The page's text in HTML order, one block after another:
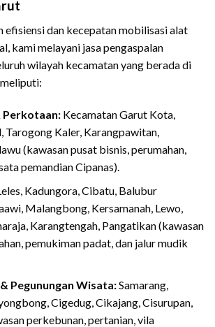
efisiensi dan kecepatan mobilisasi alat
kami melayani jasa pengaspalan
wilayah kecamatan yang berada di
Perkotaan:Kecamatan Garut Kota,
Tarogong Kaler, Karangpawitan,
(kawasan pusat bisnis, perumahan,
pemandian Cipanas).
Kadungora, Cibatu, Balubur
Malangbong, Kersamanah, Lewo,
Karangtengah, Pangatikan (kawasan
pemukiman padat, dan jalur mudik
Pegunungan Wisata:Samarang,
Cigedug, Cikajang, Cisurupan,
perkebunan, pertanian, vila